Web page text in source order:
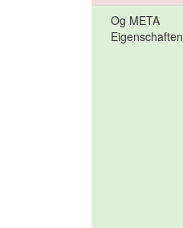
Og META
Eigenschaften